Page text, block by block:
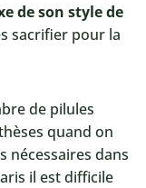
de son style de
sacrifier pour la
de pilules
quand on
nécessaires dans
il est difficile